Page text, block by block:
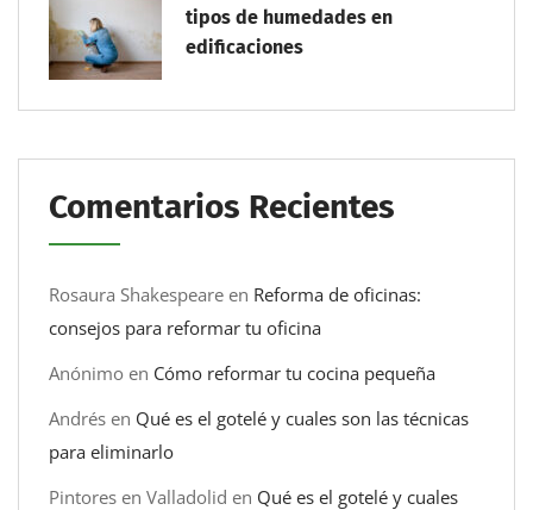
tipos de humedades en
edificaciones
Comentarios Recientes
Rosaura Shakespeare en Reforma de oficinas:
consejos para reformar tu oficina
Anónimo en Cómo reformar tu cocina pequeña
Andrés en Qué es el gotelé y cuales son las técnicas
para eliminarlo
Pintores en Valladolid en Qué es el gotelé y cuales